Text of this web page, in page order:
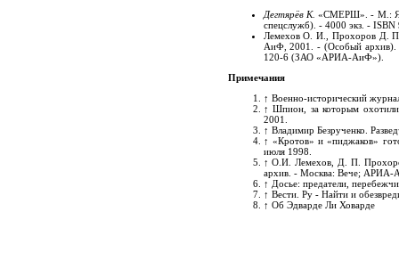
Дегтярёв К. «СМЕРШ». - М.:
спецслужб). - 4000 экз. - ISBN
Лемехов О. И., Прохоров Д.
АиФ, 2001. - (Особый архив).
120-6 (ЗАО «АРИА-АиФ»).
Примечания
↑ Военно-исторический
↑ Шпион, за которым
2001.
↑ Владимир Безрученко.
↑ «Кротов» и «пиджаков»
июля 1998.
↑ О.И. Лемехов, Д. П.
архив. - Москва: Вече; АРИА-
↑ Досье: предатели,
↑ Вести. Ру - Найти и
↑ Об Эдварде Ли Ховарде